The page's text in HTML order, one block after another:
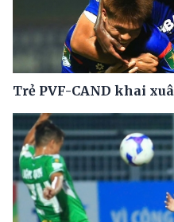
Trẻ PVF-CAND khai